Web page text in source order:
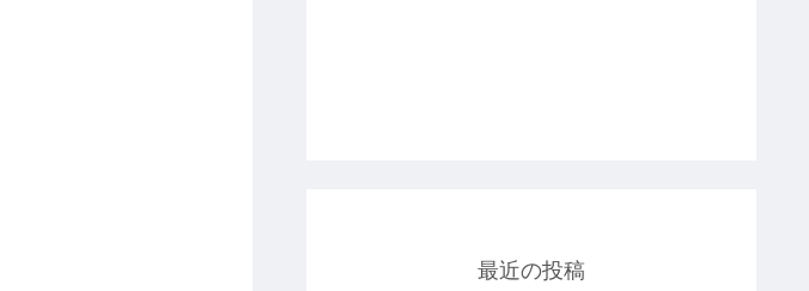
最近の投稿